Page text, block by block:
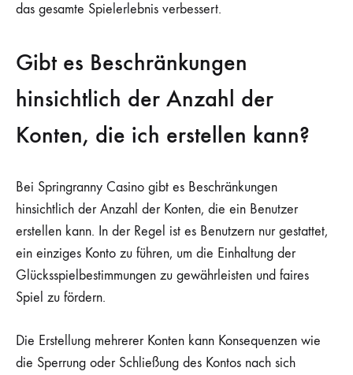
das gesamte Spielerlebnis verbessert.
Gibt es Beschränkungen
hinsichtlich der Anzahl der
Konten, die ich erstellen kann?
Bei Springranny Casino gibt es Beschränkungen
hinsichtlich der Anzahl der Konten, die ein Benutzer
erstellen kann. In der Regel ist es Benutzern nur gestattet,
ein einziges Konto zu führen, um die Einhaltung der
Glücksspielbestimmungen zu gewährleisten und faires
Spiel zu fördern.
Die Erstellung mehrerer Konten kann Konsequenzen wie
die Sperrung oder Schließung des Kontos nach sich